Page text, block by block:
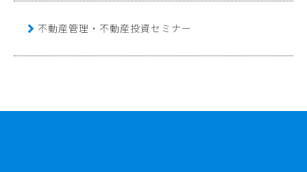
不動産管理・不動産投資セミナー